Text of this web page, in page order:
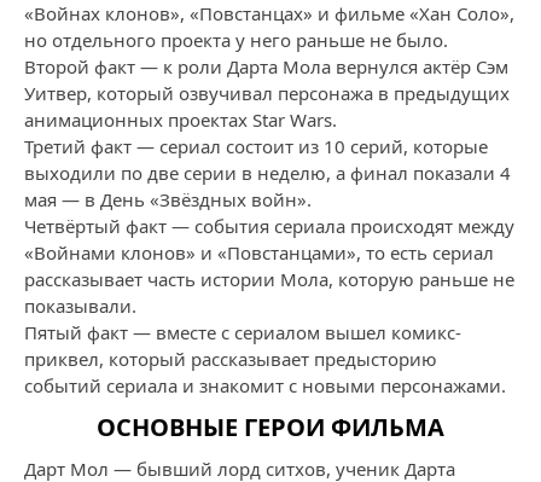
«Войнах клонов», «Повстанцах» и фильме «Хан Соло»,
но отдельного проекта у него раньше не было.
Второй факт — к роли Дарта Мола вернулся актёр Сэм
Уитвер, который озвучивал персонажа в предыдущих
анимационных проектах Star Wars.
Третий факт — сериал состоит из 10 серий, которые
выходили по две серии в неделю, а финал показали 4
мая — в День «Звёздных войн».
Четвёртый факт — события сериала происходят между
«Войнами клонов» и «Повстанцами», то есть сериал
рассказывает часть истории Мола, которую раньше не
показывали.
Пятый факт — вместе с сериалом вышел комикс-
приквел, который рассказывает предысторию
событий сериала и знакомит с новыми персонажами.
ОСНОВНЫЕ ГЕРОИ ФИЛЬМА
Дарт Мол — бывший лорд ситхов, ученик Дарта